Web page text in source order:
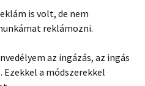
is volt, de nem
reklámozni.
az ingázás, az ingás
a módszerekkel